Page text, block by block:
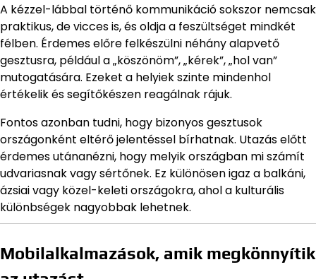
A kézzel-lábbal történő kommunikáció sokszor nemcsak
praktikus, de vicces is, és oldja a feszültséget mindkét
félben. Érdemes előre felkészülni néhány alapvető
gesztusra, például a „köszönöm”, „kérek”, „hol van”
mutogatására. Ezeket a helyiek szinte mindenhol
értékelik és segítőkészen reagálnak rájuk.
Fontos azonban tudni, hogy bizonyos gesztusok
országonként eltérő jelentéssel bírhatnak. Utazás előtt
érdemes utánanézni, hogy melyik országban mi számít
udvariasnak vagy sértőnek. Ez különösen igaz a balkáni,
ázsiai vagy közel-keleti országokra, ahol a kulturális
különbségek nagyobbak lehetnek.
Mobilalkalmazások, amik megkönnyítik